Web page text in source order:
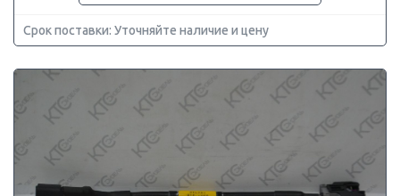
Срок поставки: Уточняйте наличие и цену